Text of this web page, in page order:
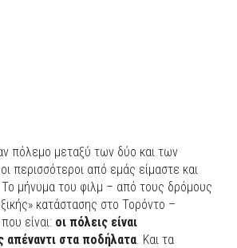
πόλεμο μεταξύ των δύο και των
από εμάς είμαστε και
Το μήνυμα του φιλμ – από τους δρόμους
κατάστασης στο Τορόντο –
είναι: οι πόλεις είναι
απέναντι στα ποδήλατα . Και τα